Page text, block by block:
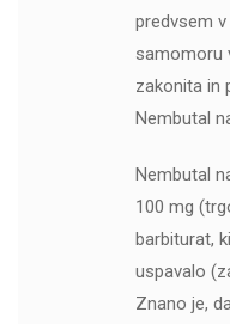
predvsem
samomoru
zakonita in
Nembutal
Nembutal
100 mg
barbiturat,
uspavalo
Znano je,